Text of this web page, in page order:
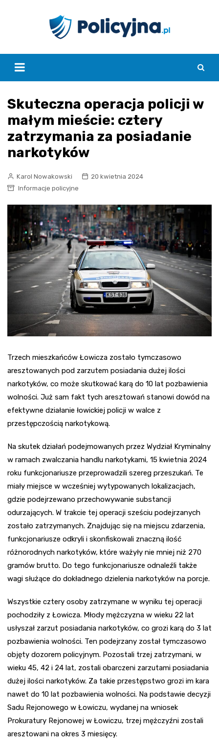
Skuteczna operacja policji w
małym mieście: cztery
zatrzymania za posiadanie
narkotyków
Karol Nowakowski
20 kwietnia 2024
Informacje policyjne
Trzech mieszkańców Łowicza zostało tymczasowo
aresztowanych pod zarzutem posiadania dużej ilości
narkotyków, co może skutkować karą do 10 lat pozbawienia
wolności. Już sam fakt tych aresztowań stanowi dowód na
efektywne działanie łowickiej policji w walce z
przestępczością narkotykową.
Na skutek działań podejmowanych przez Wydział Kryminalny
w ramach zwalczania handlu narkotykami, 15 kwietnia 2024
roku funkcjonariusze przeprowadzili szereg przeszukań. Te
miały miejsce w wcześniej wytypowanych lokalizacjach,
gdzie podejrzewano przechowywanie substancji
odurzających. W trakcie tej operacji sześciu podejrzanych
zostało zatrzymanych. Znajdując się na miejscu zdarzenia,
funkcjonariusze odkryli i skonfiskowali znaczną ilość
różnorodnych narkotyków, które ważyły nie mniej niż 270
gramów brutto. Do tego funkcjonariusze odnaleźli także
wagi służące do dokładnego dzielenia narkotyków na porcje.
Wszystkie cztery osoby zatrzymane w wyniku tej operacji
pochodziły z Łowicza. Młody mężczyzna w wieku 22 lat
usłyszał zarzut posiadania narkotyków, co grozi karą do 3 lat
pozbawienia wolności. Ten podejrzany został tymczasowo
objęty dozorem policyjnym. Pozostali trzej zatrzymani, w
wieku 45, 42 i 24 lat, zostali obarczeni zarzutami posiadania
dużej ilości narkotyków. Za takie przestępstwo grozi im kara
nawet do 10 lat pozbawienia wolności. Na podstawie decyzji
Sadu Rejonowego w Łowiczu, wydanej na wniosek
Prokuratury Rejonowej w Łowiczu, trzej mężczyźni zostali
aresztowani na okres 3 miesięcy.